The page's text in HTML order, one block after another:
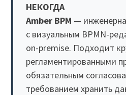
НЕКОГДА
Amber BPM —
с визуальным BPMN-
on-premise. Подходит
регламентированными
обязательным
требованием хранить